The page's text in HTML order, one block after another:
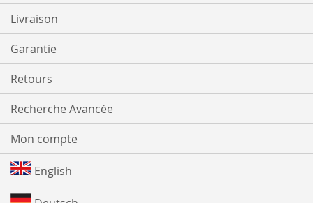
Livraison
Garantie
Retours
Recherche Avancée
Mon compte
English